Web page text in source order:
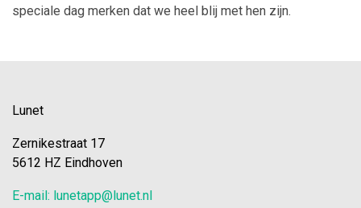
speciale dag merken dat we heel blij met hen zijn.
Lunet
Zernikestraat 17
5612 HZ Eindhoven
E-mail: lunetapp@lunet.nl